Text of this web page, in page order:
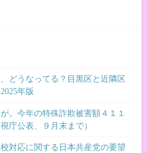
どうなってる？目黒区と近隣区
年版
。今年の特殊詐欺被害額４１１
庁公表、９月末まで）
対応に関する日本共産党の要望